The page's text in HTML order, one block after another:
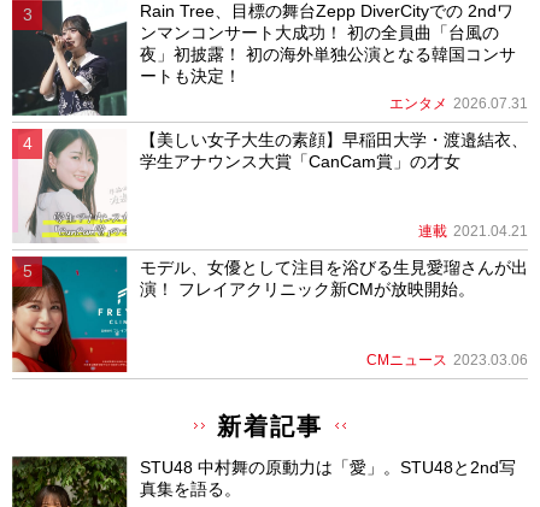
Rain Tree、目標の舞台Zepp DiverCityでの 2ndワ
ンマンコンサート大成功！ 初の全員曲「台風の
夜」初披露！ 初の海外単独公演となる韓国コンサ
ートも決定！
エンタメ 2026.07.31
【美しい女子大生の素顔】早稲田大学・渡邉結衣、
学生アナウンス大賞「CanCam賞」の才女
連載 2021.04.21
モデル、女優として注目を浴びる生見愛瑠さんが出
演！ フレイアクリニック新CMが放映開始。
CMニュース 2023.03.06
新着記事
STU48 中村舞の原動力は「愛」。STU48と2nd写
真集を語る。